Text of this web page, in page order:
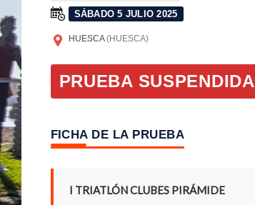
SÁBADO 5 JULIO 2025
HUESCA(HUESCA)
PRUEBA SUSPENDIDA
FICHA DE LA PRUEBA
I TRIATLÓN CLUBES PIRÁMIDE